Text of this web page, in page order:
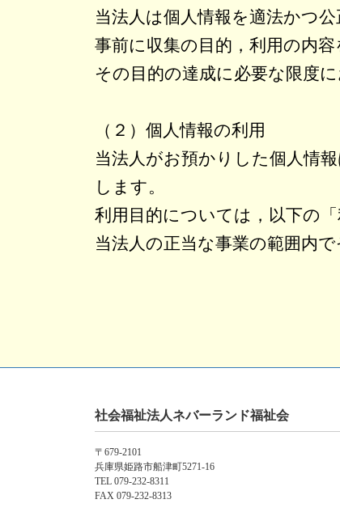
当法人は個人情報を適法かつ
事前に収集の目的，利用の内
その目的の達成に必要な限度
（２）個人情報の利用
当法人がお預かりした個人情
します。
利用目的については，以下の
当法人の正当な事業の範囲内
・介護保険事務等の報酬請求事務
・その他，ご利用者様に事前
〇上記目的以外の利用について
社会福祉法人ネバーランド福祉会
〒679-2101
兵庫県姫路市船津町5271-16
TEL 079-232-8311
FAX 079-232-8313